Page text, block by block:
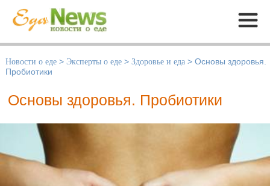
Меню
Новости о еде > Эксперты о еде > Здоровье и еда > Основы здоровья.
Пробиотики
Основы здоровья. Пробиотики